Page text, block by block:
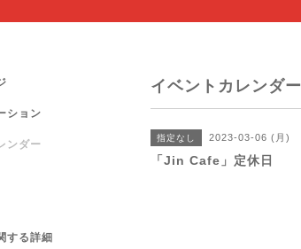
イベントカレンダー
指定なし 2023-03-06 (月)
「Jin Cafe」定休日
ション
ンダー
する詳細